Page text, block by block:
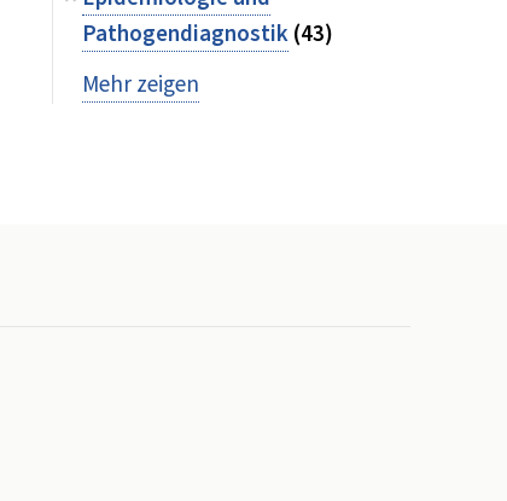
Pathogendiagnostik(43)
Mehr zeigen